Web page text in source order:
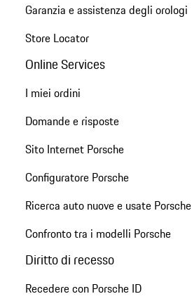
Garanzia e assistenza degli orologi
Store Locator
Online Services
I miei ordini
Domande e risposte
Sito Internet Porsche
Configuratore Porsche
Ricerca auto nuove e usate Porsche
Confronto tra i modelli Porsche
Diritto di recesso
Recedere con Porsche ID